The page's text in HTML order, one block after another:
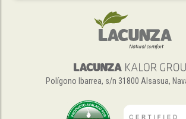
Polígono Ibarrea, s/n 31800 Alsasua,